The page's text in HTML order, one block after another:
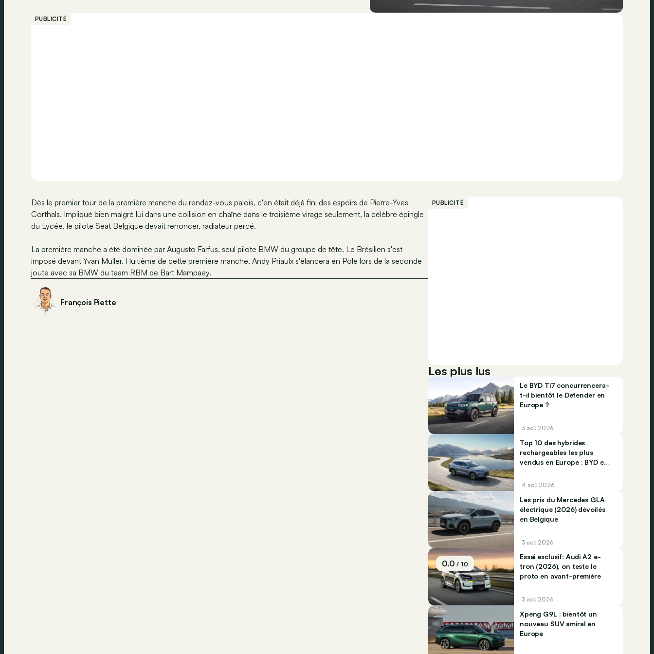
PUBLICITÉ
Dès le premier tour de la première manche du rendez-vous palois, c'en était déjà fini des espoirs de Pierre-Yves
Corthals. Impliqué bien malgré lui dans une collision en chaîne dans le troisième virage seulement, la célèbre épingle
du Lycée, le pilote Seat Belgique devait renoncer, radiateur percé.
La première manche a été dominée par Augusto Farfus, seul pilote BMW du groupe de tête. Le Brésilien s'est
imposé devant Yvan Muller. Huitième de cette première manche, Andy Priaulx s'élancera en Pole lors de la seconde
joute avec sa BMW du team RBM de Bart Mampaey.
François Piette
PUBLICITÉ
Les plus lus
Le BYD Ti7 concurrencera-
t-il bientôt le Defender en
Europe ?
3 aoû 2026
Top 10 des hybrides
rechargeables les plus
vendus en Europe : BYD et
4 aoû 2026
Les prix du Mercedes GLA
électrique (2026) dévoilés
en Belgique
3 aoû 2026
0.0/ 10
Essai exclusif: Audi A2 e-
tron (2026), on teste le
proto en avant-première
3 aoû 2026
Xpeng G9L : bientôt un
nouveau SUV amiral en
Europe